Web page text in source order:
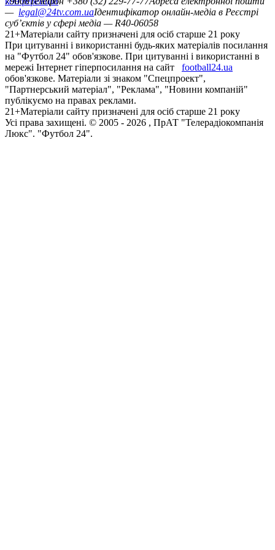
— legal@24tv.com.uaІдентифікатор онлайн-медіа в Реєстрі
суб’єктів у сфері медіа — R40-06058
21+Матеріали сайту призначені для осіб старше 21 року
При цитуванні і використанні будь-яких матеріалів посилання
на "Футбол 24" обов'язкове. При цитуванні і використанні в
мережі Інтернет гіперпосилання на сайт
football24.ua
обов'язкове. Матеріали зі знаком "Спецпроект",
"Партнерський матеріал", "Реклама", "Новини компаній"
публікуємо на правах реклами.
21+Матеріали сайту призначені для осіб старше 21 року
Усi права захищенi. © 2005 - 2026 , ПрАТ "Телерадіокомпанія
Люкс". "Футбол 24".